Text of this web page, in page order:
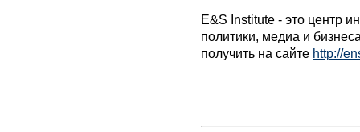
E&S Institute - это центр
политики, медиа и
получить на сайте http://